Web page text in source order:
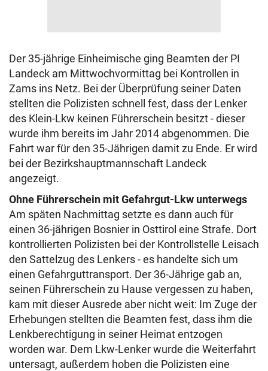
Der 35-jährige Einheimische ging Beamten der PI
Landeck am Mittwochvormittag bei Kontrollen in
Zams ins Netz. Bei der Überprüfung seiner Daten
stellten die Polizisten schnell fest, dass der Lenker
des Klein-Lkw keinen Führerschein besitzt - dieser
wurde ihm bereits im Jahr 2014 abgenommen. Die
Fahrt war für den 35-Jährigen damit zu Ende. Er wird
bei der Bezirkshauptmannschaft Landeck
angezeigt.
Ohne Führerschein mit Gefahrgut-Lkw unterwegs
Am späten Nachmittag setzte es dann auch für
einen 36-jährigen Bosnier in Osttirol eine Strafe. Dort
kontrollierten Polizisten bei der Kontrollstelle Leisach
den Sattelzug des Lenkers - es handelte sich um
einen Gefahrguttransport. Der 36-Jährige gab an,
seinen Führerschein zu Hause vergessen zu haben,
kam mit dieser Ausrede aber nicht weit: Im Zuge der
Erhebungen stellten die Beamten fest, dass ihm die
Lenkberechtigung in seiner Heimat entzogen
worden war. Dem Lkw-Lenker wurde die Weiterfahrt
untersagt, außerdem hoben die Polizisten eine